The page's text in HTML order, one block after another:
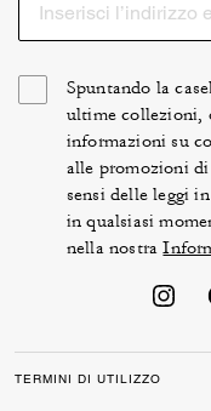
faire, la minutie et
accompagner au
Spuntando la
ultime collezioni,
informazioni su
alle promozioni
sensi delle leggi
in qualsiasi
nella nostra
TERMINI DI UTILIZZO